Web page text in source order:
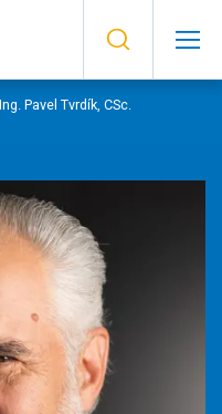
Pavel Tvrdík, CSc.